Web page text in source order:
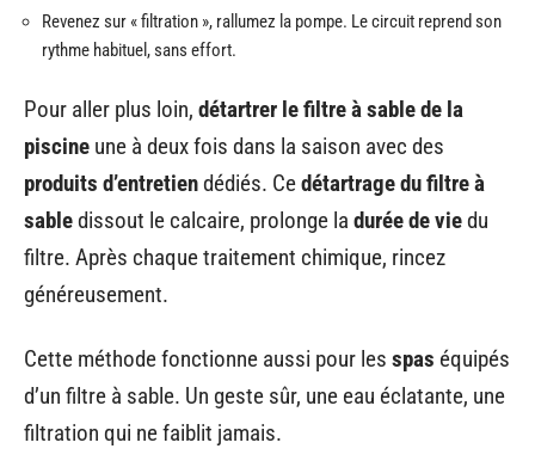
Revenez sur « filtration », rallumez la pompe. Le circuit reprend son
rythme habituel, sans effort.
Pour aller plus loin, détartrer le filtre à sable de la
piscine une à deux fois dans la saison avec des
produits d’entretiendédiés. Cedétartrage du filtre à
sabledissout le calcaire, prolonge la durée de viedu
filtre. Après chaque traitement chimique, rincez
généreusement.
Cette méthode fonctionne aussi pour les spas équipés
d’un filtre à sable. Un geste sûr, une eau éclatante, une
filtration qui ne faiblit jamais.